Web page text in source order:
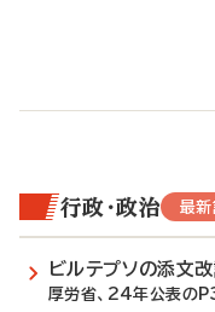
行政・政治 最新
ビルテプソの添文
厚労省、24年公表の